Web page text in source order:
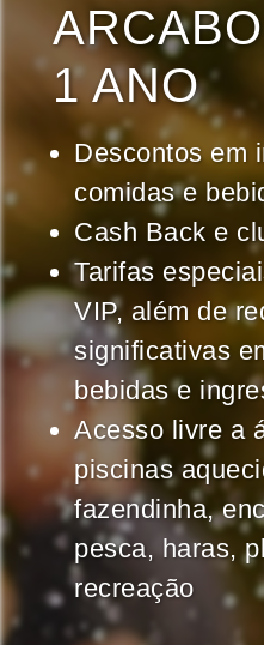
1 ANO
Descontos em
comidas e
Cash Back e
Tarifas
VIP, além de
significativas
bebidas e
Acesso livre a
piscinas
fazendinha,
pesca, haras,
recreação